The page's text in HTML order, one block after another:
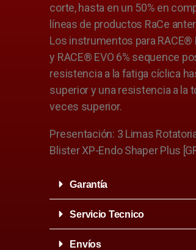
corte, hasta en un 50% en
líneas de productos RaCe
Los instrumentos para RACE®
y RACE® EVO 6% sequence
resistencia a la fatiga cíclica
superior y una resistencia a la
veces superior.
Presentación: 3 Limas
Blister XP-Endo Shaper Plus
Garantía
Servicio Tecnico
Envíos